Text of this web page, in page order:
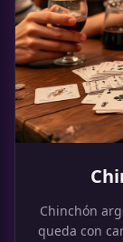
Chinchón
queda con